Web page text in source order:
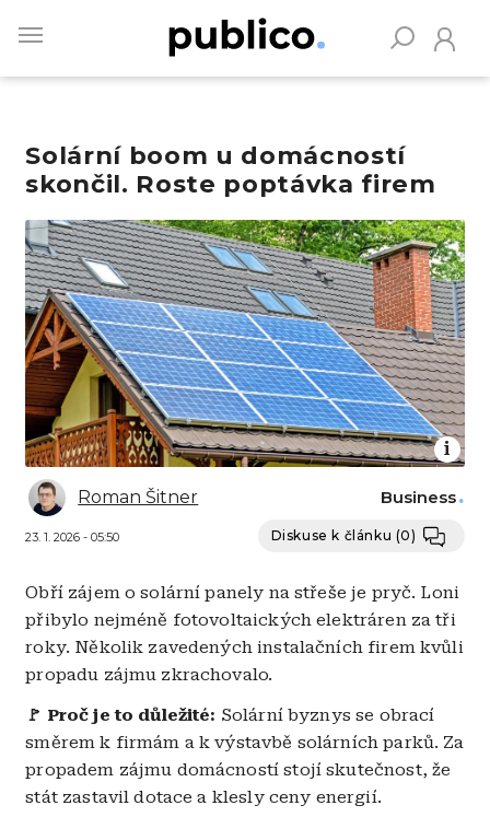
main
Solární boom u domácností
skončil. Roste poptávka firem
Obrázek
Roman Šitner
23. 1. 2026 - 05:50
Business
Diskuse k článku (0)
Obří zájem o solární panely na střeše je pryč. Loni
přibylo nejméně fotovoltaických elektráren za tři
roky. Několik zavedených instalačních firem kvůli
propadu zájmu zkrachovalo.
🚩 Proč je to důležité: Solární byznys se obrací
směrem k firmám a k výstavbě solárních parků. Za
propadem zájmu domácností stojí skutečnost, že
stát zastavil dotace a klesly ceny energií.
Vyhledávejte na Publiku